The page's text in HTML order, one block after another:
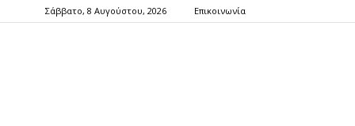
Σάββατο, 8 Αυγούστου, 2026 Επικοινωνία